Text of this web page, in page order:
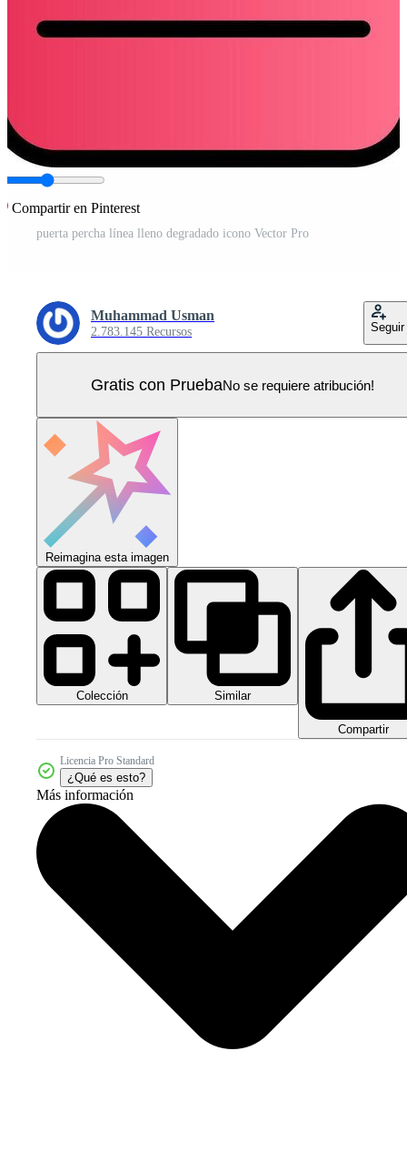
Compartir en Pinterest
puerta percha línea lleno degradado icono Vector Pro
Muhammad Usman
2.783.145 Recursos Seguir
Gratis con PruebaNo se requiere atribución!
Reimagina esta imagen
Colección Similar
Compartir
Licencia Pro Standard
¿Qué es esto?
Más información